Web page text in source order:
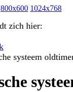
800x600 1024x768
zich hier:
systeem